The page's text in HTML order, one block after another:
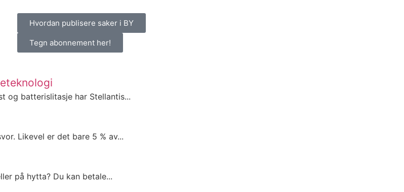
Hvordan publisere saker i BY
Tegn abonnement her!
og batterislitasje har Stellantis...
Likevel er det bare 5 % av...
på hytta? Du kan betale...